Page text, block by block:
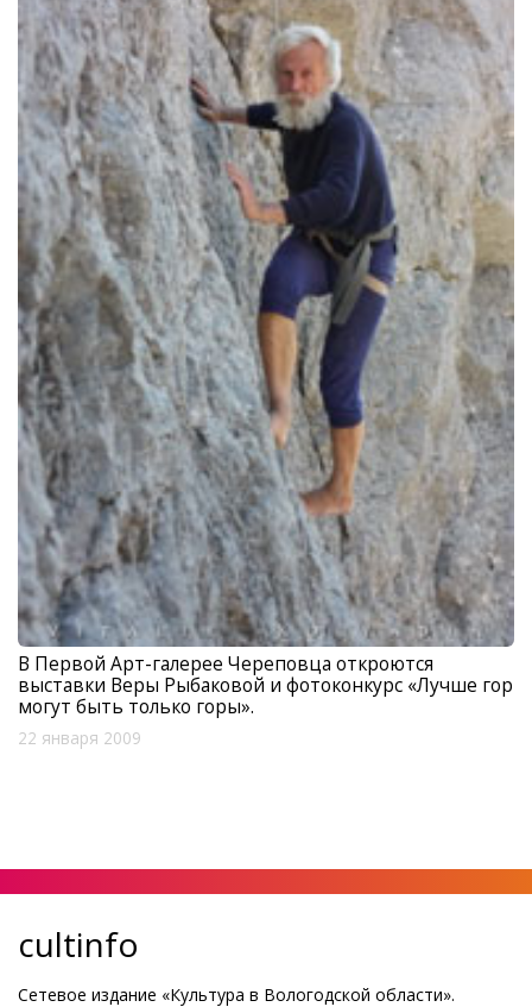
В Первой Арт-галерее Череповца откроются
выставки Веры Рыбаковой и фотоконкурс «Лучше гор
могут быть только горы».
22 января 2009
cultinfo
Сетевое издание «Культура в Вологодской области».